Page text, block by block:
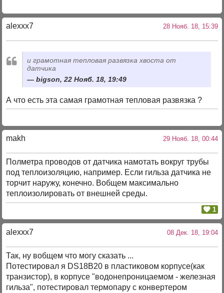
alexxx7 28 Нояб. 18, 15:39
и грамотная тепловая развязка хвоста от
датчика
bigson, 22 Нояб. 18, 19:49
А что есть эта самая грамотная тепловая развязка ?
makh 29 Нояб. 18, 00:44
Полметра проводов от датчика намотать вокруг трубы
под теплоизоляцию, например. Если гильза датчика не
торчит наружу, конечно. Вобщем максимально
теплоизолировать от внешней среды.
1
alexxx7 08 Дек. 18, 19:04
Так, ну вобщем что могу сказать ...
Потестировал я DS18B20 в пластиковом корпусе(как
транзистор), в корпусе "водонепроницаемом - железная
гильза", потестировал термопару с конвертером